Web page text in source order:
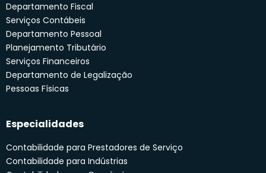
Departamento Fiscal
Serviços Contábeis
Departamento Pessoal
Planejamento Tributário
Serviços Financeiros
Departamento de Legalização
Pessoas Físicas
Especialidades
Contabilidade para Prestadores de Serviço
Contabilidade para Indústrias